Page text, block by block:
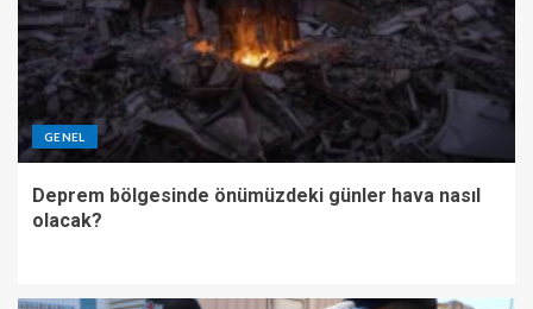
GENEL
Deprem bölgesinde önümüzdeki günler hava nasıl
olacak?